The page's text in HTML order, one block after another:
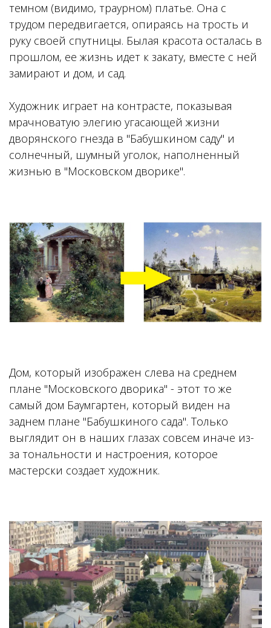
темном (видимо, траурном) платье. Она с
трудом передвигается, опираясь на трость и
руку своей спутницы. Былая красота осталась в
прошлом, ее жизнь идет к закату, вместе с ней
замирают и дом, и сад.
Художник играет на контрасте, показывая
мрачноватую элегию угасающей жизни
дворянского гнезда в "Бабушкином саду" и
солнечный, шумный уголок, наполненный
жизнью в "Московском дворике".
Дом, который изображен слева на среднем
плане "Московского дворика" - этот то же
самый дом Баумгартен, который виден на
заднем плане "Бабушкиного сада". Только
выглядит он в наших глазах совсем иначе из-
за тональности и настроения, которое
мастерски создает художник.